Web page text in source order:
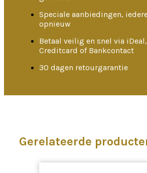
Speciale aanbiedingen,
opnieuw
Betaal veilig en snel via iDeal,
Creditcard of Bankcontact
30 dagen retourgarantie
Gerelateerde